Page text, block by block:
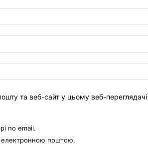
та веб-сайт у цьому веб-
по email.
електронною поштою.